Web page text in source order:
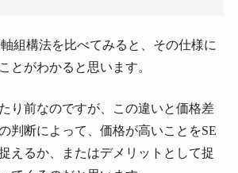
組構法を比べてみると、その仕様に
とがわかると思います。
り前なのですが、この違いと価格差
判断によって、価格が高いことをSE
えるか、またはデメリットとして捉